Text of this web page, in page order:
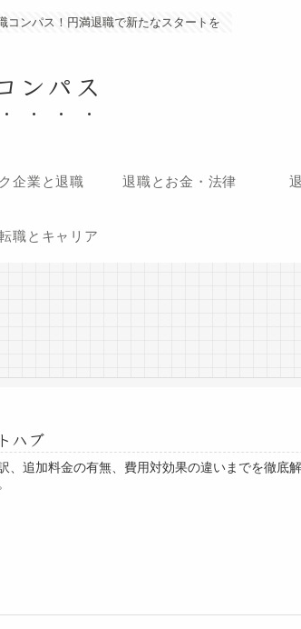
コンパス！円満退職で新たなスタートを
ンパス
企業と退職 退職とお金・法律
職とキャリア
ハブ
、追加料金の有無、費用対効果の違いまでを徹底